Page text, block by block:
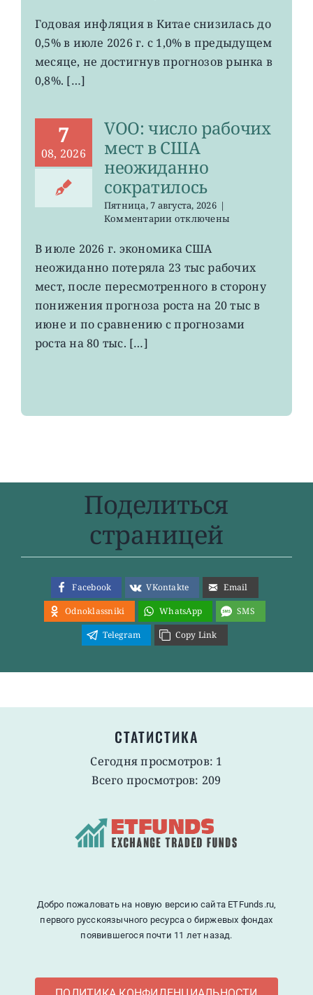
MCHI,
KWEB:
инфляция
в
Китае
с
января
Годовая инфляция в Китае снизилась до
0,5% в июле 2026 г. с 1,0% в предыдущем
месяце, не достигнув прогнозов рынка в
0,8%. […]
7
08, 2026
VOO: число рабочих
мест в США
неожиданно
сократилось
Пятница, 7 августа, 2026 |
Комментариик
VOO:
рабочих
мест
США
неожиданно
отключены
В июле 2026 г. экономика США
неожиданно потеряла 23 тыс рабочих
мест, после пересмотренного в сторону
понижения прогноза роста на 20 тыс в
июне и по сравнению с прогнозами
роста на 80 тыс. […]
Поделиться
страницей
Facebook VKontakte
Email
Odnoklassniki
WhatsApp
SMS
Telegram
Copy Link
СТАТИСТИКА
Сегодня просмотров: 1
Всего просмотров: 209
Добро пожаловать на новую версию сайта ETFunds.ru,
первого русскоязычного ресурса о биржевых фондах
появившегося почти 11 лет назад.